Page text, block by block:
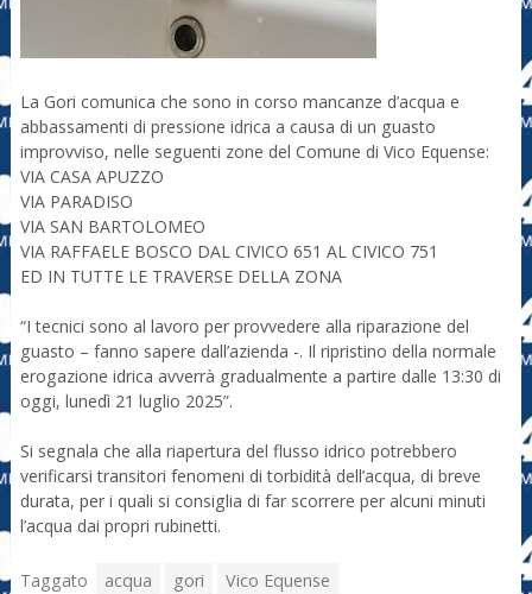
La Gori comunica che sono in corso mancanze d’acqua e
abbassamenti di pressione idrica a causa di un guasto
improvviso, nelle seguenti zone del Comune di Vico Equense:
VIA CASA APUZZO
VIA PARADISO
VIA SAN BARTOLOMEO
VIA RAFFAELE BOSCO DAL CIVICO 651 AL CIVICO 751
ED IN TUTTE LE TRAVERSE DELLA ZONA
“I tecnici sono al lavoro per provvedere alla riparazione del
guasto – fanno sapere dall’azienda -. Il ripristino della normale
erogazione idrica avverrà gradualmente a partire dalle 13:30 di
oggi, lunedì 21 luglio 2025”.
Si segnala che alla riapertura del flusso idrico potrebbero
verificarsi transitori fenomeni di torbidità dell’acqua, di breve
durata, per i quali si consiglia di far scorrere per alcuni minuti
l’acqua dai propri rubinetti.
Taggato acqua gori Vico Equense